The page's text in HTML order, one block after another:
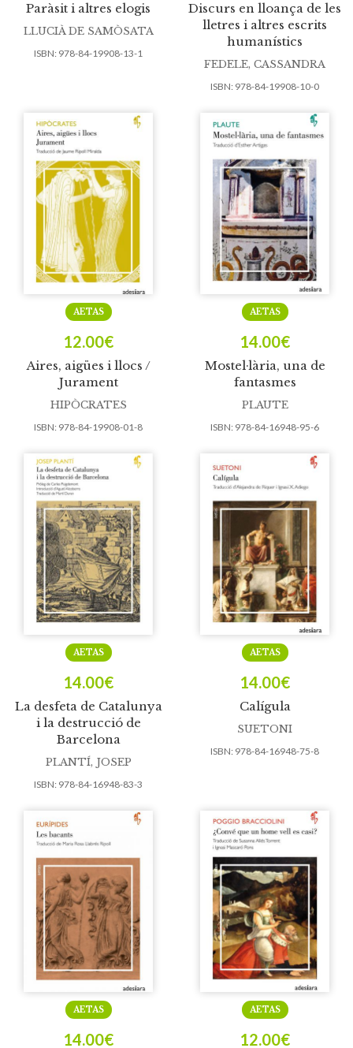
Paràsit i altres elogis
LLUCIÀ DE SAMÒSATA
ISBN: 978-84-19908-13-1
Discurs en lloança de les
lletres i altres escrits
humanístics
FEDELE, CASSANDRA
ISBN: 978-84-19908-10-0
Aires, aigües i llocs /
Jurament
AETAS
12.00€
HIPÒCRATES
ISBN: 978-84-19908-01-8
Mostel·lària, una de
fantasmes
AETAS
14.00€
PLAUTE
ISBN: 978-84-16948-95-6
La desfeta de Catalunya
i la destrucció de
Barcelona
AETAS
14.00€
PLANTÍ, JOSEP
ISBN: 978-84-16948-83-3
Calígula
AETAS
14.00€
SUETONI
ISBN: 978-84-16948-75-8
AETAS
14.00€
AETAS
12.00€